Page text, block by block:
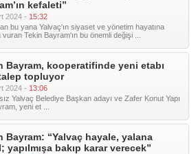
kefaleti”
2024 - 15:32
bu yana Yalvaç'ın siyaset ve yönetim hayatına
vuran Tekin Bayram'ın bu önemli değişi ...
Bayram, kooperatifinde yeni etabı
topluyor
2024 - 13:06
Yalvaç Belediye Başkan adayı ve Zafer Konut Yapı
yeni et ...
Bayram: “Yalvaç hayale, yalana
yapılmışa bakıp karar verecek”